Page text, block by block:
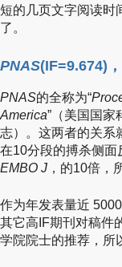
短的几页文字阅读时
了。
PNAS(IF=9.674)，
PNAS的全称为“
America”（美国国家
志）。这两者的关系
在10分段的搏杀侧面
EMBO J ，的10倍，
作为年发表量近
其它高IF期刊对稿件
学院院士的推荐，所